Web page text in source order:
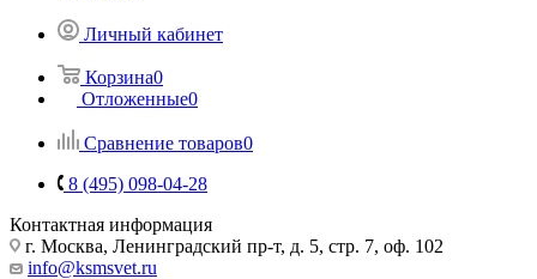
Личный кабинет
Корзина0
Отложенные0
Сравнение товаров0
8 (495) 098-04-28
Контактная информация
г. Москва, Ленинградский пр-т, д. 5, стр. 7, оф. 102
info@ksmsvet.ru